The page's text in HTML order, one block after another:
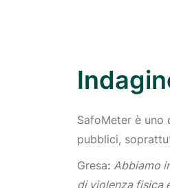
SafoMeter è uno
pubblici,
‍Gresa: Abbiamo
di violenza fisica